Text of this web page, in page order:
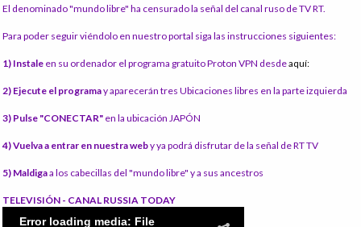
El denominado "mundo libre" ha censurado la señal del canal ruso de TV RT.
Para poder seguir viéndolo en nuestro portal siga las instrucciones siguientes:
1) Instale en su ordenador el programa gratuito Proton VPN desdeaquí:
2) Ejecute el programay aparecerán tres Ubicaciones libres en la parte izquierda
3) Pulse "CONECTAR" en la ubicación JAPÓN
4) Vuelva a entrar en nuestra weby ya podrá disfrutar de la señal de RT TV
5) Maldigaa los cabecillas del "mundo libre" y a sus ancestros
TELEVISIÓN - CANAL RUSSIA TODAY